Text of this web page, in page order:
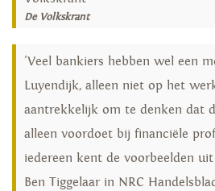
De Volkskrant
'Veel bankiers hebben wel een
Luyendijk, alleen niet op het
aantrekkelijk om te denken dat
alleen voordoet bij financiële
iedereen kent de voorbeelden
Ben Tiggelaar in NRC